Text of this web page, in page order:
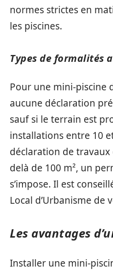
normes strictes en
les piscines.
Types de formalités
Pour une mini-piscine
aucune déclaration
sauf si le terrain est
installations entre 10
déclaration de
delà de 100 m², un
s’impose. Il est
Local d’Urbanisme de
Les avantages
Installer une mini-